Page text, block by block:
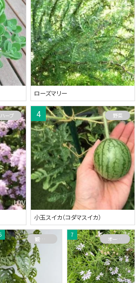
ローズマリー
ハーブ
小玉スイカ（コダマスイカ）
野菜
観葉植物 オーストラリアプランツ